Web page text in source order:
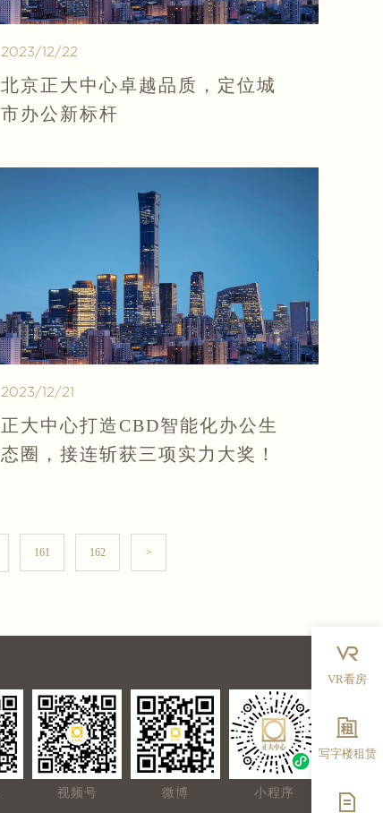
2023/12/22
北京正大中心卓越品质，定位城
市办公新标杆
2023/12/21
正大中心打造CBD智能化办公生
态圈，接连斩获三项实力大奖！
161 162 >
视频号 微博 小程序
VR看房
写字楼租赁